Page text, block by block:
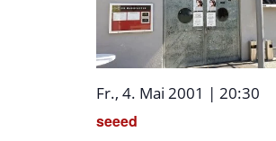
seeed
Fr., 4. Mai 2001 | 20:30